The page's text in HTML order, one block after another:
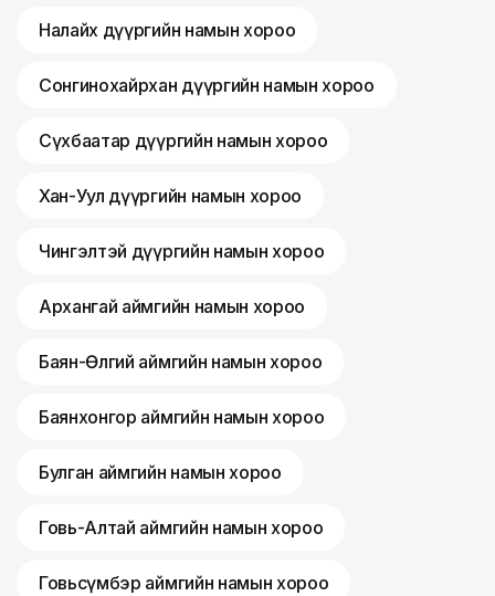
Налайх дүүргийн намын хороо
Сонгинохайрхан дүүргийн намын хороо
Сүхбаатар дүүргийн намын хороо
Хан-Уул дүүргийн намын хороо
Чингэлтэй дүүргийн намын хороо
Архангай аймгийн намын хороо
Баян-Өлгий аймгийн намын хороо
Баянхонгор аймгийн намын хороо
Булган аймгийн намын хороо
Говь-Алтай аймгийн намын хороо
Говьсүмбэр аймгийн намын хороо